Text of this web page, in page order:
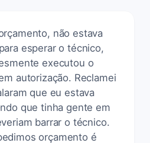
não estava
esperar o técnico,
executou o
autorização. Reclamei
que eu estava
que tinha gente em
barrar o técnico.
orçamento é